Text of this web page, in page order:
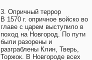
3. Опричный террор
В 1570 г. опричное войско во
главе с царем выступило в
поход на Новгород. По пути
были разорены и
разграблены Клин, Тверь,
Торжок. В Новгороде всех